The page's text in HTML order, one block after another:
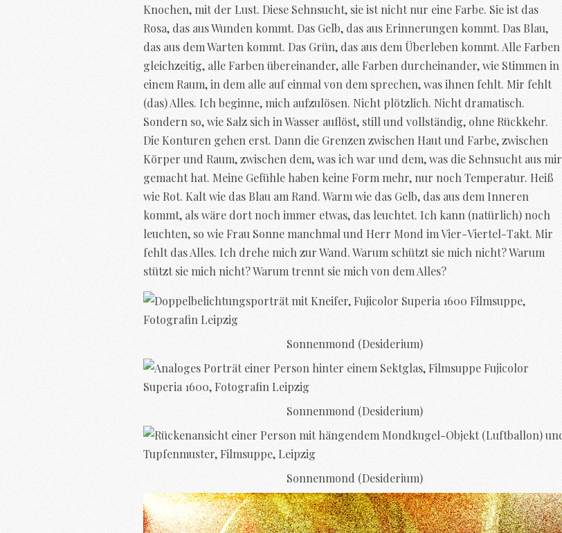
Knochen, mit der Lust. Diese Sehnsucht, sie ist nicht nur eine Farbe. Sie ist das
Rosa, das aus Wunden kommt. Das Gelb, das aus Erinnerungen kommt. Das Blau,
das aus dem Warten kommt. Das Grün, das aus dem Überleben kommt. Alle Farben
gleichzeitig, alle Farben übereinander, alle Farben durcheinander, wie Stimmen in
einem Raum, in dem alle auf einmal von dem sprechen, was ihnen fehlt. Mir fehlt
(das) Alles. Ich beginne, mich aufzulösen. Nicht plötzlich. Nicht dramatisch.
Sondern so, wie Salz sich in Wasser auflöst, still und vollständig, ohne Rückkehr.
Die Konturen gehen erst. Dann die Grenzen zwischen Haut und Farbe, zwischen
Körper und Raum, zwischen dem, was ich war und dem, was die Sehnsucht aus mir
gemacht hat. Meine Gefühle haben keine Form mehr, nur noch Temperatur. Heiß
wie Rot. Kalt wie das Blau am Rand. Warm wie das Gelb, das aus dem Inneren
kommt, als wäre dort noch immer etwas, das leuchtet. Ich kann (natürlich) noch
leuchten, so wie Frau Sonne manchmal und Herr Mond im Vier-Viertel-Takt. Mir
fehlt das Alles. Ich drehe mich zur Wand. Warum schützt sie mich nicht? Warum
stützt sie mich nicht? Warum trennt sie mich von dem Alles?
Sonnenmond (Desiderium)
Sonnenmond (Desiderium)
Sonnenmond (Desiderium)